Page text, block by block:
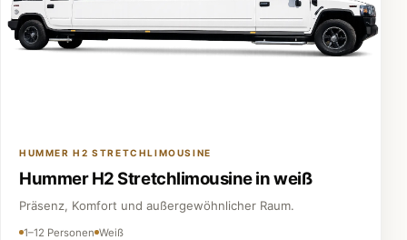
HUMMER H2 STRETCHLIMOUSINE
Hummer H2 Stretchlimousine in weiß
Präsenz, Komfort und außergewöhnlicher Raum.
1–12 Personen Weiß